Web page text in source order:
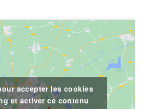
accepter les cookies
et activer ce contenu